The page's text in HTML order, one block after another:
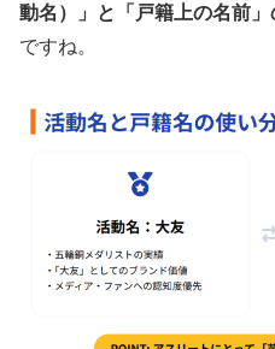
動名）」と「戸籍上の名前
ですね。